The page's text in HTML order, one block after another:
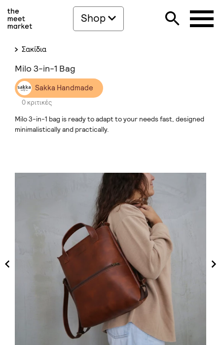
Shop
Σακίδια
Milo 3-in-1 Bag
Sakka Handmade
0 κριτικές
Milo 3-in-1 bag is ready to adapt to your needs fast, designed
minimalistically and practically.